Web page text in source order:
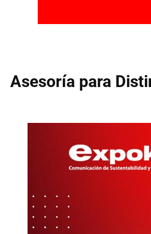
Asesoría para